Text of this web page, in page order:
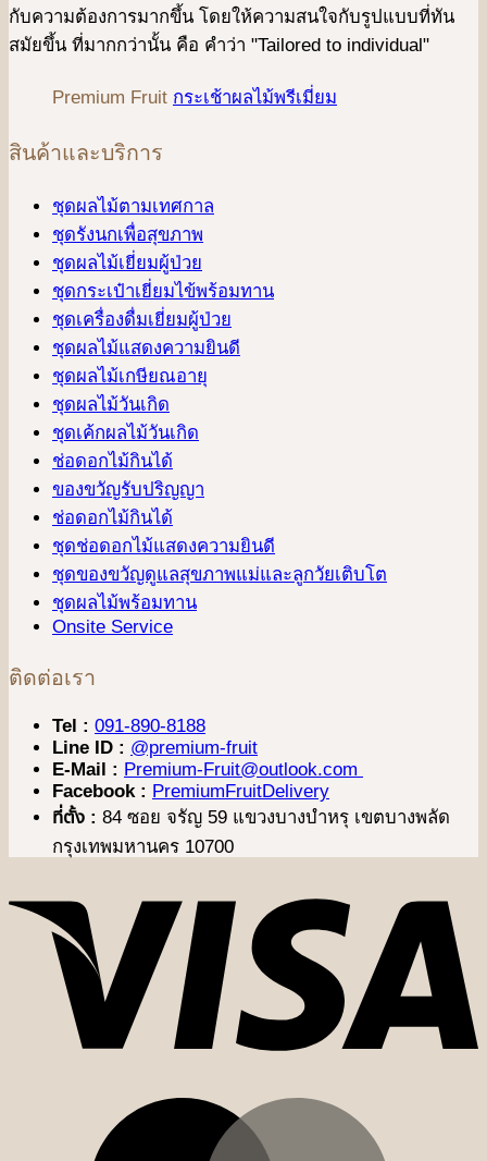
กับความต้องการมากขึ้น โดยให้ความสนใจกับรูปแบบที่ทัน
สมัยขึ้น ที่มากกว่านั้น คือ คําว่า "Tailored to individual"
Premium Fruit กระเช้าผลไม้พรีเมี่ยม
สินค้าและบริการ
ชุดผลไม้ตามเทศกาล
ชุดรังนกเพื่อสุขภาพ
ชุดผลไม้เยี่ยมผู้ป่วย
ชุดกระเป๋าเยี่ยมไข้พร้อมทาน
ชุดเครื่องดื่มเยี่ยมผู้ป่วย
ชุดผลไม้แสดงความยินดี
ชุดผลไม้เกษียณอายุ
ชุดผลไม้วันเกิด
ชุดเค้กผลไม้วันเกิด
ช่อดอกไม้กินได้
ของขวัญรับปริญญา
ช่อดอกไม้กินได้
ชุดช่อดอกไม้แสดงความยินดี
ชุดของขวัญดูแลสุขภาพแม่และลูกวัยเติบโต
ชุดผลไม้พร้อมทาน
Onsite Service
ติดต่อเรา
Tel : 091-890-8188
Line ID : @premium-fruit
E-Mail : Premium-Fruit@outlook.com
Facebook : PremiumFruitDelivery
ที่ตั้ง : 84 ซอย จรัญ 59 แขวงบางบำหรุ เขตบางพลัด
กรุงเทพมหานคร 10700